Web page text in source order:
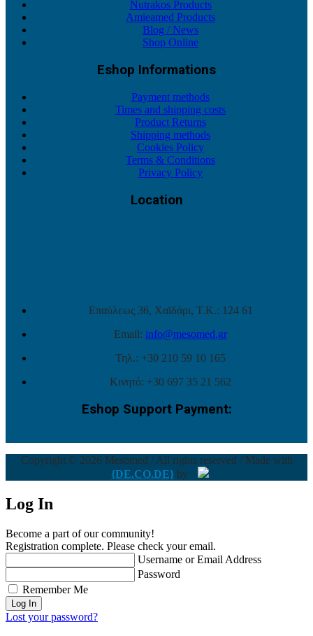
Nutrakos Products
Amieamed Products
Blog / News
Shop Online
Eshop Informations
Payment methods
Times and shipping costs
Product Returns
Shipping methods
Cookies Policy
Terms & Conditions
Privacy Policy
Location
Επαύλεως 36, Χαϊδάρι, Τ.Κ.: 124 61
Email: info@mesomed.gr
Τηλ.: +30 210 59 10 165
Κινητό: +30 697 35 21 562
Eshop Support Payment:
Copyright © 2026 Mesomed / All rights reserved / Made with
{DE.CO.DE} by
Log In
Become a part of our community!
Registration complete. Please check your email.
Username or Email Address
Password
Remember Me
Lost your password?